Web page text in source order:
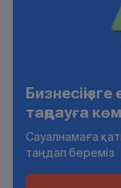
таңдауға
Сауалнамаға
таңдап береміз